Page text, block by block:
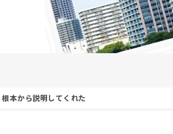
根本から説明してくれた